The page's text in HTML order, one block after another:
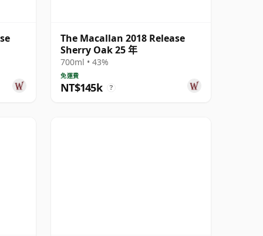
The Macallan 2018 Release
Sherry Oak 25 年
700ml • 43%
免運費
NT$145k ?